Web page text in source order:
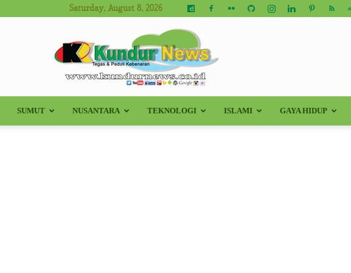
Saturday, August 8, 2026
Kundur
SUMUT NUSANTARA TEKNOLOGI ISLAMI GAYA HIDUP